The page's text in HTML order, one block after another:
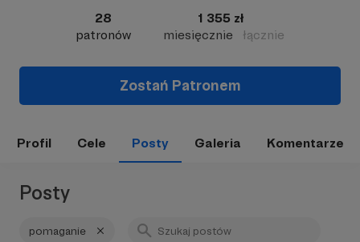
28
patronów
1 355 zł
miesięcznie
łącznie
Zostań Patronem
Profil Cele Posty Galeria Komentarze
Posty
pomaganie